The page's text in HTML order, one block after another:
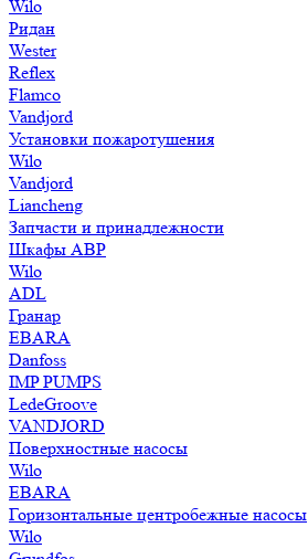
Wilo
Ридан
Wester
Reflex
Flamco
Vandjord
Установки пожаротушения
Wilo
Vandjord
Liancheng
Запчасти и принадлежности
Шкафы АВР
Wilo
ADL
Гранар
EBARA
Danfoss
IMP PUMPS
LedeGroove
VANDJORD
Поверхностные насосы
Wilo
EBARA
Горизонтальные центробежные насосы
Wilo